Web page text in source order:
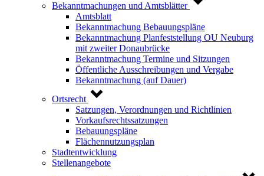
Bekanntmachungen und Amtsblätter
Amtsblatt
Bekanntmachung Bebauungspläne
Bekanntmachung Planfeststellung OU Neuburg
mit zweiter Donaubrücke
Bekanntmachung Termine und Sitzungen
Öffentliche Ausschreibungen und Vergabe
Bekanntmachung (auf Dauer)
Ortsrecht
Satzungen, Verordnungen und Richtlinien
Vorkaufsrechtssatzungen
Bebauungspläne
Flächennutzungsplan
Stadtentwicklung
Stellenangebote